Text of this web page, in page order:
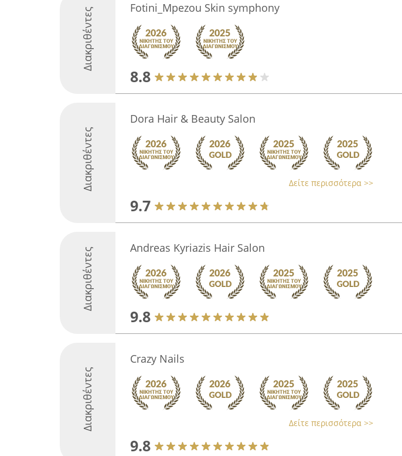
Διακριθέντες Fotini_Mpezou Skin symphony
8.8
Διακριθέντες
Dora Hair & Beauty Salon
Δείτε περισσότερα >>
9.7
Διακριθέντες Andreas Kyriazis Hair Salon
9.8
Διακριθέντες
Crazy Nails
Δείτε περισσότερα >>
9.8